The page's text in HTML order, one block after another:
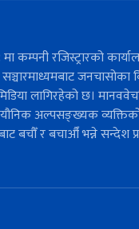
कम्पनी रजिस्ट्रारको
जनचासोका
लागिरहेको छ।
अल्पसङ्ख्यक
बचौँ र बचाऔँ भन्ने सन्देश